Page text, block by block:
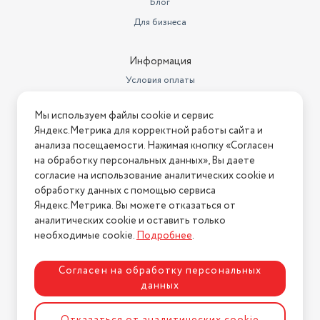
180x280x190 мм
нет
Обслуживаемая площадь до
25 кв.м
Bluetooth
нет
Регулировка направления
увлажнения
есть
Для бизнеса
Информация
Условия оплаты
Условия возврата
Нашли ошибку на сайте? Напишите нам
2026 © Интернет-магазин "АстМаркет". У нас есть всё!
Политика конфиденциальности
Разработка сайтаASTDESIGN
Мы используем файлы cookie и сервис
Яндекс.Метрика для корректной работы сайта и
анализа посещаемости. Нажимая кнопку «Согласен
на обработку персональных данных», Вы даете
согласие на использование аналитических cookie и
обработку данных с помощью сервиса
Яндекс.Метрика. Вы можете отказаться от
аналитических cookie и оставить только
необходимые cookie.Подробнее.
Согласен на обработку персональных
данных